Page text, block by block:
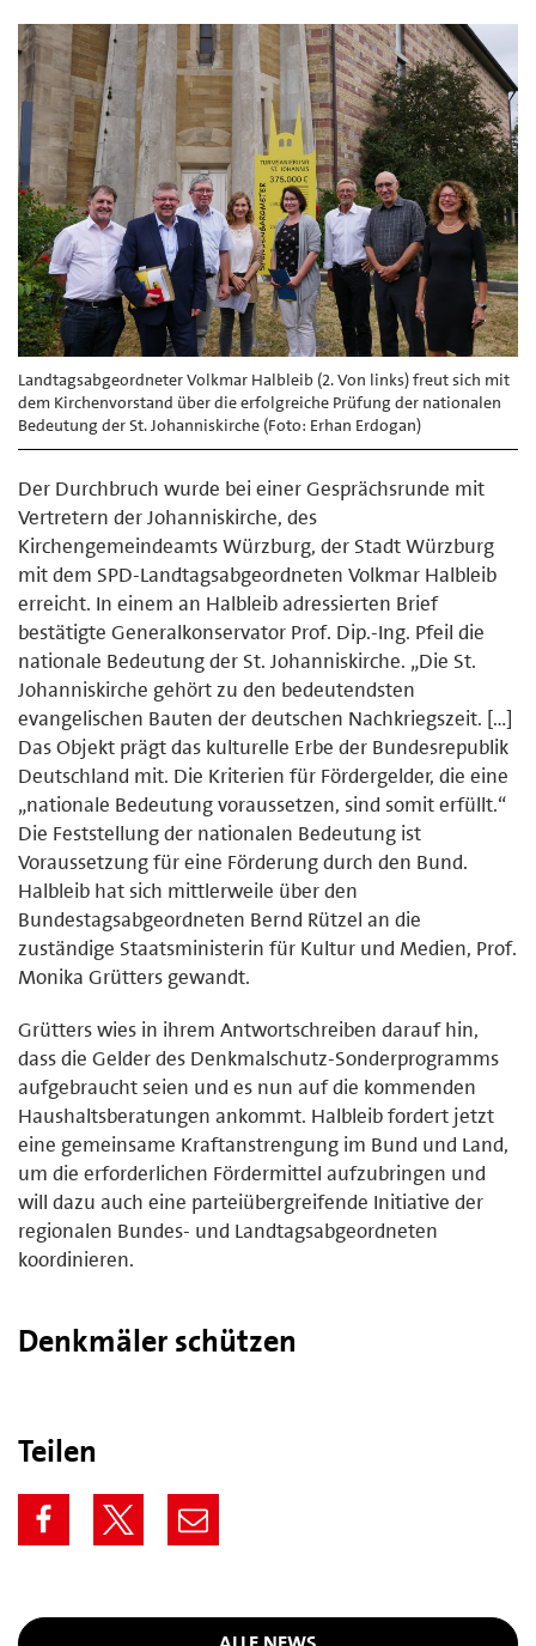
Landtagsabgeordneter Volkmar Halbleib (2. Von links) freut sich mit
dem Kirchenvorstand über die erfolgreiche Prüfung der nationalen
Bedeutung der St. Johanniskirche (Foto: Erhan Erdogan)
Der Durchbruch wurde bei einer Gesprächsrunde mit
Vertretern der Johanniskirche, des
Kirchengemeindeamts Würzburg, der Stadt Würzburg
mit dem SPD-Landtagsabgeordneten Volkmar Halbleib
erreicht. In einem an Halbleib adressierten Brief
bestätigte Generalkonservator Prof. Dip.-Ing. Pfeil die
nationale Bedeutung der St. Johanniskirche. „Die St.
Johanniskirche gehört zu den bedeutendsten
evangelischen Bauten der deutschen Nachkriegszeit. […]
Das Objekt prägt das kulturelle Erbe der Bundesrepublik
Deutschland mit. Die Kriterien für Fördergelder, die eine
„nationale Bedeutung voraussetzen, sind somit erfüllt.“
Die Feststellung der nationalen Bedeutung ist
Voraussetzung für eine Förderung durch den Bund.
Halbleib hat sich mittlerweile über den
Bundestagsabgeordneten Bernd Rützel an die
zuständige Staatsministerin für Kultur und Medien, Prof.
Monika Grütters gewandt.
Grütters wies in ihrem Antwortschreiben darauf hin,
dass die Gelder des Denkmalschutz-Sonderprogramms
aufgebraucht seien und es nun auf die kommenden
Haushaltsberatungen ankommt. Halbleib fordert jetzt
eine gemeinsame Kraftanstrengung im Bund und Land,
um die erforderlichen Fördermittel aufzubringen und
will dazu auch eine parteiübergreifende Initiative der
regionalen Bundes- und Landtagsabgeordneten
koordinieren.
Denkmäler schützen
Teilen